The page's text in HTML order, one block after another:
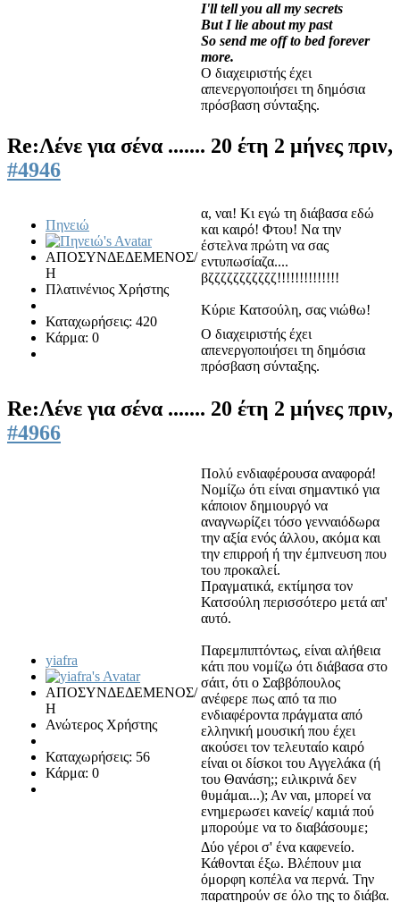
I'll tell you all my secrets
But I lie about my past
So send me off to bed forever
more.
Ο διαχειριστής έχει
απενεργοποιήσει τη δημόσια
πρόσβαση σύνταξης.
Re:Λένε για σένα ....... 20 έτη 2 μήνες πριν,
#4946
Πηνειώ
ΑΠΟΣΥΝΔΕΔΕΜΕΝΟΣ/
Η
Πλατινένιος Χρήστης
Καταχωρήσεις: 420
Κάρμα: 0
α, ναι! Κι εγώ τη διάβασα εδώ
και καιρό! Φτου! Να την
έστελνα πρώτη να σας
εντυπωσίαζα....
βζζζζζζζζζζζ!!!!!!!!!!!!!!
Κύριε Κατσούλη, σας νιώθω!
Ο διαχειριστής έχει
απενεργοποιήσει τη δημόσια
πρόσβαση σύνταξης.
Re:Λένε για σένα ....... 20 έτη 2 μήνες πριν,
#4966
yiafra
ΑΠΟΣΥΝΔΕΔΕΜΕΝΟΣ/
Η
Ανώτερος Χρήστης
Καταχωρήσεις: 56
Κάρμα: 0
Πολύ ενδιαφέρουσα αναφορά!
Νομίζω ότι είναι σημαντικό για
κάποιον δημιουργό να
αναγνωρίζει τόσο γενναιόδωρα
την αξία ενός άλλου, ακόμα και
την επιρροή ή την έμπνευση που
του προκαλεί.
Πραγματικά, εκτίμησα τον
Κατσούλη περισσότερο μετά απ'
αυτό.
Παρεμπιπτόντως, είναι αλήθεια
κάτι που νομίζω ότι διάβασα στο
σάιτ, ότι ο Σαββόπουλος
ανέφερε πως από τα πιο
ενδιαφέροντα πράγματα από
ελληνική μουσική που έχει
ακούσει τον τελευταίο καιρό
είναι οι δίσκοι του Αγγελάκα (ή
του Θανάση;; ειλικρινά δεν
θυμάμαι...); Αν ναι, μπορεί να
ενημερωσει κανείς/ καμιά πού
μπορούμε να το διαβάσουμε;
Δύο γέροι σ' ένα καφενείο.
Κάθονται έξω. Βλέπουν μια
όμορφη κοπέλα να περνά. Την
παρατηρούν σε όλο της το διάβα.